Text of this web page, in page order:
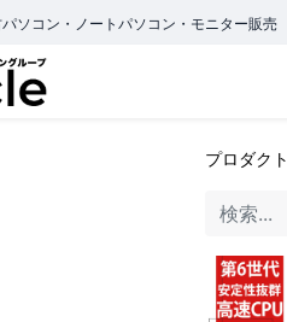
ソコン・ノートパソコン・モニター販売
プロダクト